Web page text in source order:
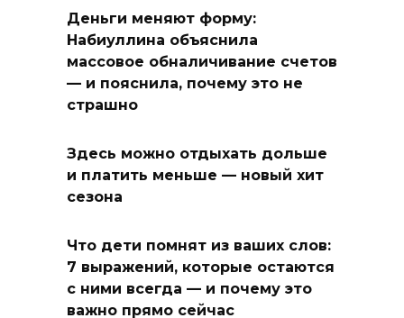
Деньги меняют форму:
Набиуллина объяснила
массовое обналичивание счетов
— и пояснила, почему это не
страшно
Здесь можно отдыхать дольше
и платить меньше — новый хит
сезона
Что дети помнят из ваших слов:
7 выражений, которые остаются
с ними всегда — и почему это
важно прямо сейчас